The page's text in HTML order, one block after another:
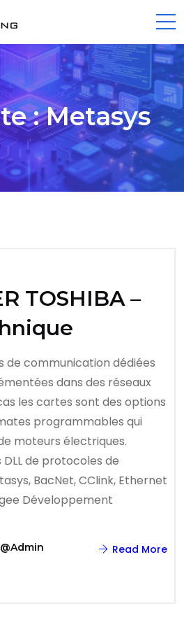
:Metasys
TOSHIBA –
de communication dédiées
dans des réseaux
les cartes sont des options
programmables qui
moteurs électriques.
de protocoles de
BacNet, CClink, Ethernet
Développement
Read More